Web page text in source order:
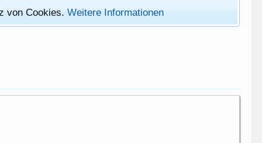
von Cookies.Weitere Informationen